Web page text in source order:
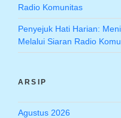
Radio Komunitas
Penyejuk Hati Harian:
Melalui Siaran Radio
ARSIP
Agustus 2026